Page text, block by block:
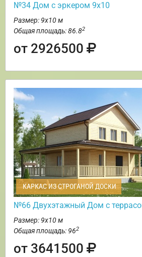
№34 Дом с эркером 9х10
Размер: 9х10 м
Общая площадь: 86.82
от 2926500
КАРКАС ИЗ СТРОГАНОЙ ДОСКИ
№66 Двухэтажный Дом с
Размер: 9х10 м
Общая площадь: 962
от 3641500